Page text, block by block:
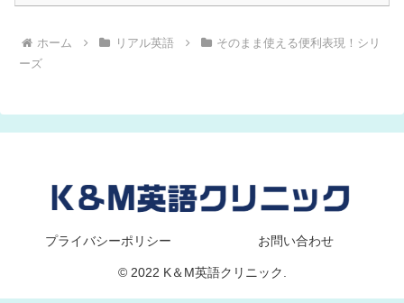
ホーム リアル英語
そのまま使える便利表現！シリ
ーズ
プライバシーポリシー お問い合わせ
© 2022 K＆M英語クリニック.